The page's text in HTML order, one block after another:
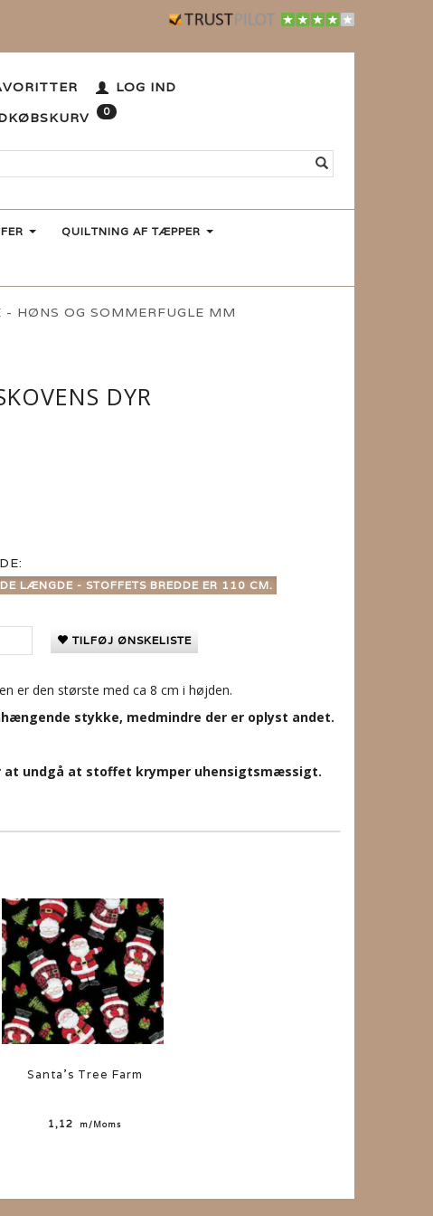
LOG IND
0
QUILTNING AF TÆPPER
HØNS OG SOMMERFUGLE MM
DYR
LÆNGDE - STOFFETS BREDDE ER 110 CM.
TILFØJ ØNSKELISTE
er den største med ca 8 cm i højden.
stykke, medmindre der er oplyst andet.
at undgå at stoffet krymper uhensigtsmæssigt.
Santa's Tree Farm
1,12 m/Moms